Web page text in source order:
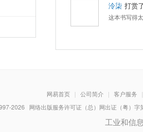
泠柒 打赏
这本书写得
网易首页 | 公司简介 | 客户服务
|
2026 网络出版服务许可证（总）网出证（粤）
工业和信